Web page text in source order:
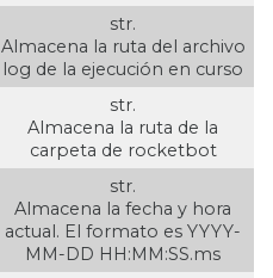
str.
Almacena la ruta del archivo
log de la ejecución en curso
str.
Almacena la ruta de la
carpeta de rocketbot
str.
Almacena la fecha y hora
actual. El formato es YYYY-
MM-DD HH:MM:SS.ms